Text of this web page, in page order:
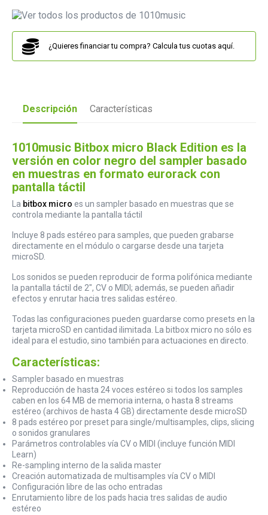
¿Quieres financiar tu compra? Calcula tus cuotas aquí.
Descripción Características
1010music Bitbox micro Black Edition es la
versión en color negro del sampler basado
en muestras en formato eurorack con
pantalla táctil
La bitbox micro es un sampler basado en muestras que se
controla mediante la pantalla táctil
Incluye 8 pads estéreo para samples, que pueden grabarse
directamente en el módulo o cargarse desde una tarjeta
microSD.
Los sonidos se pueden reproducir de forma polifónica mediante
la pantalla táctil de 2", CV o MIDI; además, se pueden añadir
efectos y enrutar hacia tres salidas estéreo.
Todas las configuraciones pueden guardarse como presets en la
tarjeta microSD en cantidad ilimitada. La bitbox micro no sólo es
ideal para el estudio, sino también para actuaciones en directo.
Características:
Sampler basado en muestras
Reproducción de hasta 24 voces estéreo si todos los samples
caben en los 64 MB de memoria interna, o hasta 8 streams
estéreo (archivos de hasta 4 GB) directamente desde microSD
8 pads estéreo por preset para single/multisamples, clips, slicing
o sonidos granulares
Parámetros controlables vía CV o MIDI (incluye función MIDI
Learn)
Re-sampling interno de la salida master
Creación automatizada de multisamples vía CV o MIDI
Configuración libre de las ocho entradas
Enrutamiento libre de los pads hacia tres salidas de audio
estéreo